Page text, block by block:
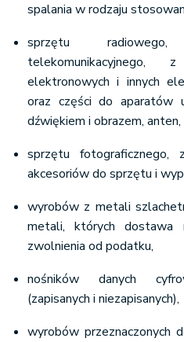
spalania w rodzaju
sprzętu
telekomunikacyjnego,
elektronowych i innych
oraz części do aparatów
dźwiękiem i obrazem, anten,
sprzętu fotograficznego,
akcesoriów do sprzętu i
wyrobów z metali
metali, których dostawa
zwolnienia od podatku,
nośników danych
(zapisanych i niezapisanych),
wyrobów przeznaczonych